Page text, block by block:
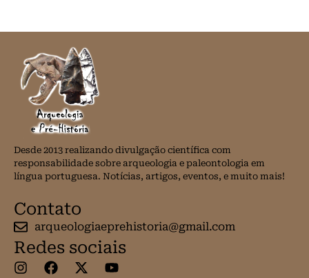
Desde 2013 realizando divulgação científica com
responsabilidade sobre arqueologia e paleontologia em
língua portuguesa. Notícias, artigos, eventos, e muito mais!
Contato
arqueologiaeprehistoria@gmail.com
Redes sociais